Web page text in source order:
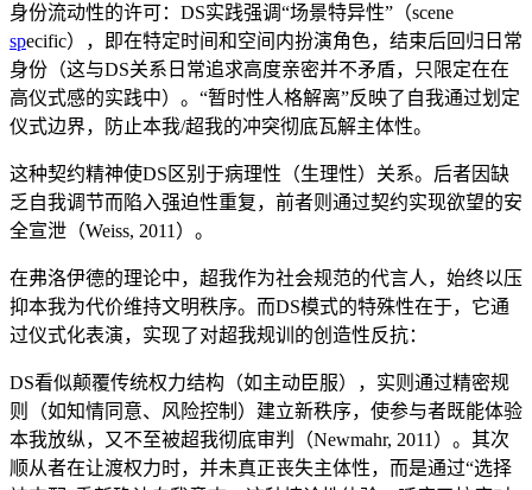
身份流动性的许可：DS实践强调“场景特异性”（scene
specific），即在特定时间和空间内扮演角色，结束后回归日常
身份（这与DS关系日常追求高度亲密并不矛盾，只限定在在
高仪式感的实践中）。“暂时性人格解离”反映了自我通过划定
仪式边界，防止本我/超我的冲突彻底瓦解主体性。
这种契约精神使DS区别于病理性（生理性）关系。后者因缺
乏自我调节而陷入强迫性重复，前者则通过契约实现欲望的安
全宣泄（Weiss, 2011）。
在弗洛伊德的理论中，超我作为社会规范的代言人，始终以压
抑本我为代价维持文明秩序。而DS模式的特殊性在于，它通
过仪式化表演，实现了对超我规训的创造性反抗：
DS看似颠覆传统权力结构（如主动臣服），实则通过精密规
则（如知情同意、风险控制）建立新秩序，使参与者既能体验
本我放纵，又不至被超我彻底审判（Newmahr, 2011）。其次
顺从者在让渡权力时，并未真正丧失主体性，而是通过“选择